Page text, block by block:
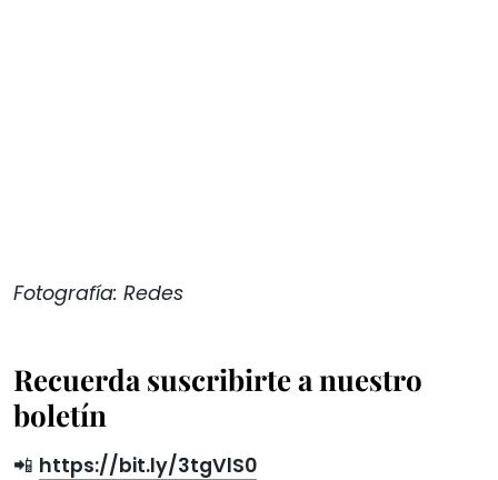
Fotografía: Redes
Recuerda suscribirte a nuestro
boletín
📲 https://bit.ly/3tgVlS0